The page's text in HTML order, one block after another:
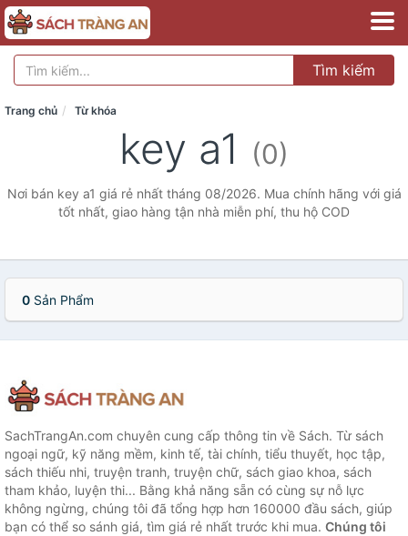
Tìm kiếm
Trang chủ Từ khóa
key a1 (0)
Nơi bán key a1 giá rẻ nhất tháng 08/2026. Mua chính hãng với giá
tốt nhất, giao hàng tận nhà miễn phí, thu hộ COD
0 Sản Phẩm
SachTrangAn.com chuyên cung cấp thông tin về Sách. Từ sách
ngoại ngữ, kỹ năng mềm, kinh tế, tài chính, tiểu thuyết, học tập,
sách thiếu nhi, truyện tranh, truyện chữ, sách giao khoa, sách
tham khảo, luyện thi... Bằng khả năng sẵn có cùng sự nỗ lực
không ngừng, chúng tôi đã tổng hợp hơn 160000 đầu sách, giúp
bạn có thể so sánh giá, tìm giá rẻ nhất trước khi mua. Chúng tôi